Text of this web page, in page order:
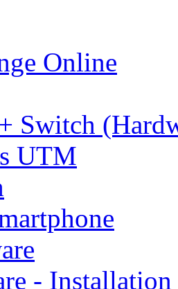
Online
Switch
UTM
- Installation